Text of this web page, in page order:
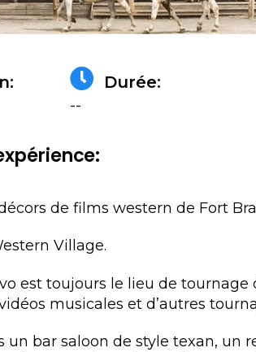
Durée:
--
de films western de Fort
Village.
est toujours le lieu de
musicales et d’autres
un bar saloon de style texan, un